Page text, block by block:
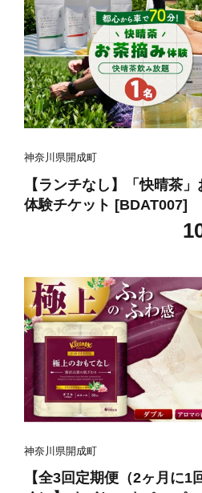
開成町 クレシア キッチン
くれしあ 開成町 キッチン
ッチンペーパー キッチン
タオル [BDBH003-2]
神奈川県開成町
【ランチなし】「快晴茶
体験チケット [BDAT007]
神奈川県開成町
【全3回定期便（2ヶ月に1